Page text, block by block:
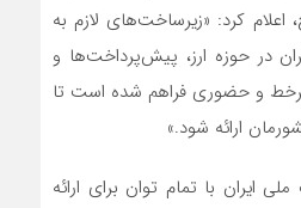
کرد: «زیرساخت‌های لازم به
در حوزه ارز، پیش‌پرداخت‌ها و
و حضوری فراهم شده است تا
ارائه شود.»
ایران با تمام توان برای ارائه